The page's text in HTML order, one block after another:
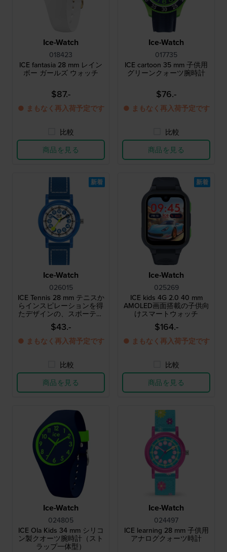
Ice-Watch
018423
ICE fantasia 28 mm レイン
ボー ガールズ ウォッチ
$87.-
● まもなく再入荷予定です
比較
商品を見る
Ice-Watch
017735
ICE cartoon 35 mm 子供用
グリーンクォーツ腕時計
$76.-
● まもなく再入荷予定です
比較
商品を見る
Ice-Watch
026015
ICE Tennis 28 mm テニスか
らインスピレーションを得
たデザインの、スポーティ
ーな樹脂製キッズ用クォー
ツ腕時計
$43.-
● まもなく再入荷予定です
比較
商品を見る
新着
Ice-Watch
025269
ICE kids 4G 2.0 40 mm
AMOLED画面搭載の子供向
けスマートウォッチ
$164.-
● まもなく再入荷予定です
比較
商品を見る
新着
Ice-Watch
024805
ICE Ola Kids 34 mm シリコ
ン製クオーツ腕時計（スト
ラップ一体型）
Ice-Watch
024497
ICE learning 28 mm 子供用
アナログクォーツ時計